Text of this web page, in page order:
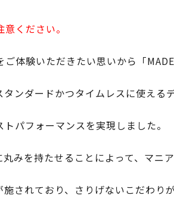
ください。
体験いただきたい思いから「MADE
ンダードかつタイムレスに使える
パフォーマンスを実現しました。
みを持たせることによって、マニア
されており、さりげないこだわりが